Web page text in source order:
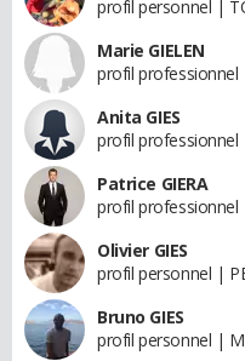
profil personnel |
Marie GIELEN
profil
Anita GIES
profil professionnel
Patrice GIERA
profil professionnel
Olivier GIES
profil personnel |
Bruno GIES
profil personnel |